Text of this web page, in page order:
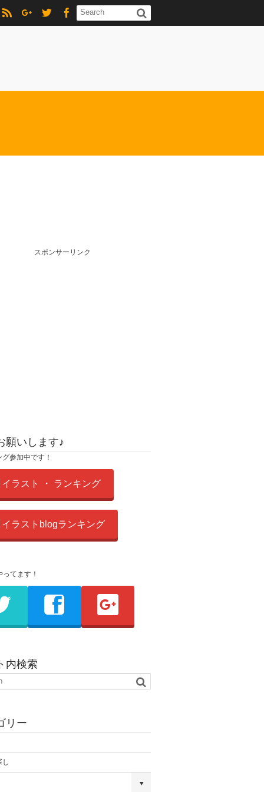
スポンサーリンク
願いします♪
参加中です！
イラスト ・ ランキング
イラストblogランキング
てます！
内検索
リー
し